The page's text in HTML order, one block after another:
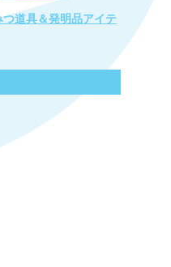
道具＆発明品アイテ